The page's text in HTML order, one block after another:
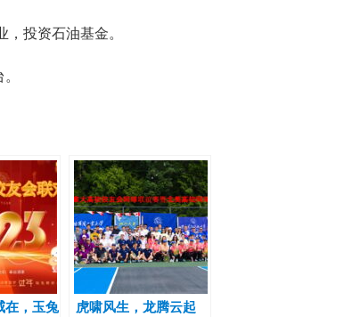
，投资石油基金。
在，玉兔
虎啸风生，龙腾云起